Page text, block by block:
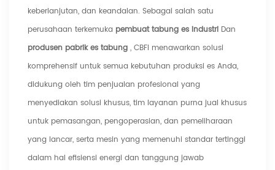
keberlanjutan, dan keandalan. Sebagai salah satu
perusahaan terkemuka pembuat tabung es industri Dan
produsen pabrik es tabung , CBFI menawarkan solusi
komprehensif untuk semua kebutuhan produksi es Anda,
didukung oleh tim penjualan profesional yang
menyediakan solusi khusus, tim layanan purna jual khusus
untuk pemasangan, pengoperasian, dan pemeliharaan
yang lancar, serta mesin yang memenuhi standar tertinggi
dalam hal efisiensi energi dan tanggung jawab